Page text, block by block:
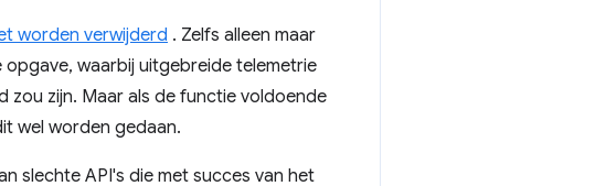
worden verwijderd . Zelfs alleen maar
waarbij uitgebreide telemetrie
zou zijn. Maar als de functie voldoende
wel worden gedaan.
slechte API's die met succes van het